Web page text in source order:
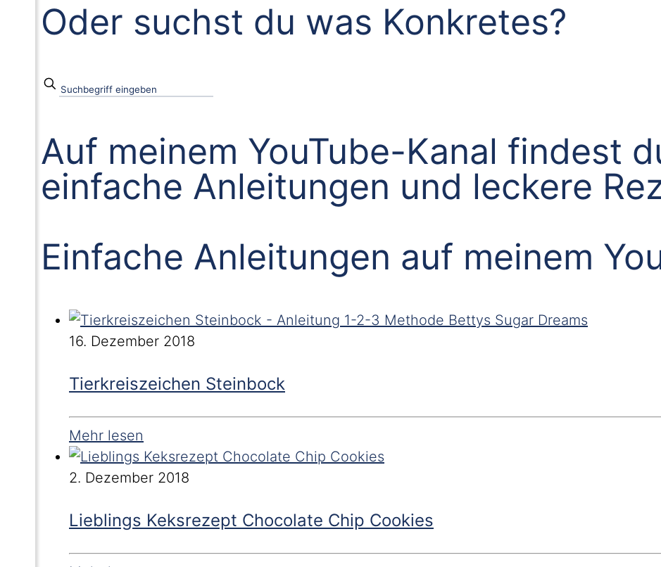
Oder suchst du was Konkretes?
Auf meinem YouTube-Kanal findest
einfache Anleitungen und leckere
Einfache Anleitungen auf meinem
16. Dezember 2018
Tierkreiszeichen Steinbock
Mehr lesen
2. Dezember 2018
Lieblings Keksrezept Chocolate Chip Cookies